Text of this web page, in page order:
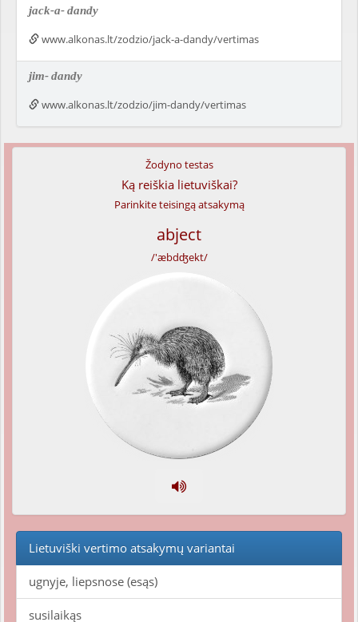
jack-a-dandy
www.alkonas.lt/zodzio/jack-a-dandy/vertimas
jim-dandy
www.alkonas.lt/zodzio/jim-dandy/vertimas
Žodyno testas
Ką reiškia lietuviškai?
Parinkite teisingą atsakymą
abject
/'æbdʤekt/
Lietuviški vertimo atsakymų variantai
ugnyje, liepsnose (esąs)
susilaikąs